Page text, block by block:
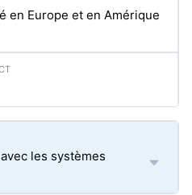
en Europe et en Amérique
les systèmes